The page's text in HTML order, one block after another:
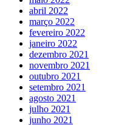
abril 2022
março 2022
fevereiro 2022
janeiro 2022
dezembro 2021
novembro 2021
outubro 2021
setembro 2021
agosto 2021
julho 2021
junho 2021